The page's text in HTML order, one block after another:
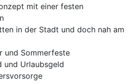
mit einer festen
in der Stadt und doch nah am
und Sommerfeste
und Urlaubsgeld